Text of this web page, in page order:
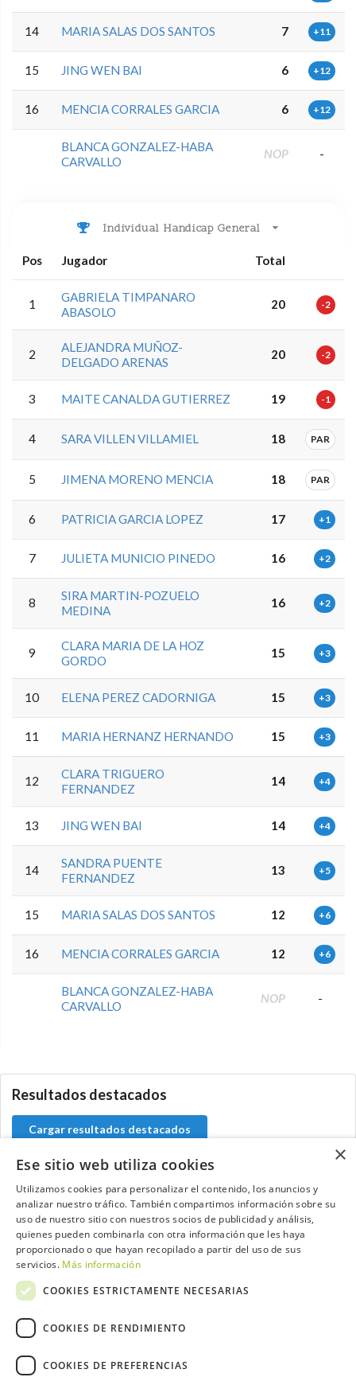
14 MARIA SALAS DOS SANTOS 7 +11
15 JING WEN BAI 6 +12
16 MENCIA CORRALES GARCIA 6 +12
BLANCA GONZALEZ-HABA
CARVALLO
NOP -
Individual Handicap General
Pos Jugador Total
1
GABRIELA TIMPANARO
ABASOLO
20 -2
2
ALEJANDRA MUÑOZ-
DELGADO ARENAS
20 -2
3 MAITE CANALDA GUTIERREZ 19 -1
4 SARA VILLEN VILLAMIEL 18 PAR
5 JIMENA MORENO MENCIA 18 PAR
6 PATRICIA GARCIA LOPEZ 17 +1
7 JULIETA MUNICIO PINEDO 16 +2
8
SIRA MARTIN-POZUELO
MEDINA
16 +2
9
CLARA MARIA DE LA HOZ
GORDO
15 +3
10 ELENA PEREZ CADORNIGA 15 +3
11 MARIA HERNANZ HERNANDO 15 +3
12
CLARA TRIGUERO
FERNANDEZ
14 +4
13 JING WEN BAI 14 +4
14
SANDRA PUENTE
FERNANDEZ
13 +5
15 MARIA SALAS DOS SANTOS 12 +6
16 MENCIA CORRALES GARCIA 12 +6
BLANCA GONZALEZ-HABA
CARVALLO
NOP -
Resultados destacados
Cargar resultados destacados
Contacta con el equipo de NextCaddy
Opina Contacta
×
Ese sitio web utiliza cookies
Utilizamos cookies para personalizar el contenido, los anuncios y
analizar nuestro tráfico. También compartimos información sobre su
uso de nuestro sitio con nuestros socios de publicidad y análisis,
quienes pueden combinarla con otra información que les haya
proporcionado o que hayan recopilado a partir del uso de sus
servicios. Más información
COOKIES ESTRICTAMENTE NECESARIAS
COOKIES DE RENDIMIENTO
COOKIES DE PREFERENCIAS